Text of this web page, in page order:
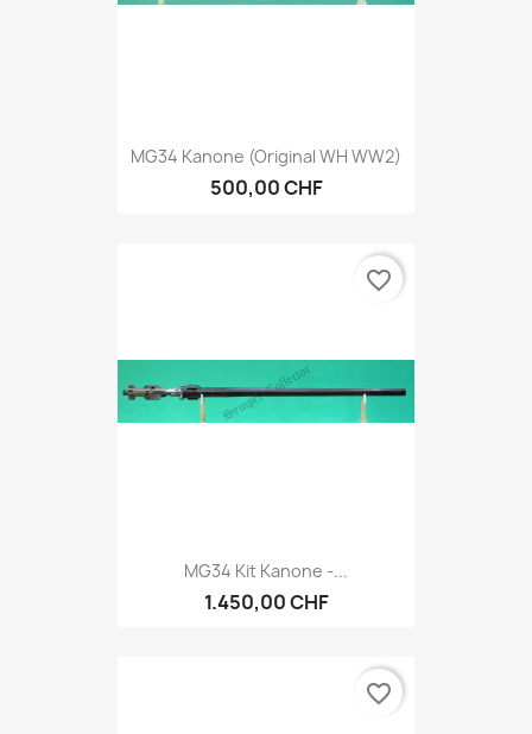
MG34 Kanone (Original WH WW2)
500,00 CHF
MG34 Kit Kanone -...
1.450,00 CHF
favorite_border
favorite_border